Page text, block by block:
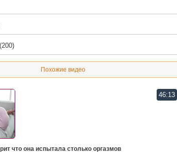
Похожие видео
46:13
что она испытала столько оргазмов